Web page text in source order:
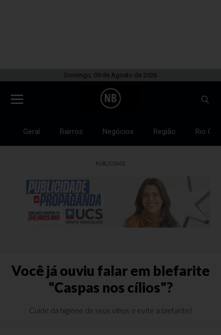
Domingo, 09 de Agosto de 2026
Geral Bairros Negócios Região Rio
PUBLICIDADE
Você já ouviu falar em blefarite
"Caspas nos cílios"?
Cuide da higiene de seus olhos e evite a blefarite!